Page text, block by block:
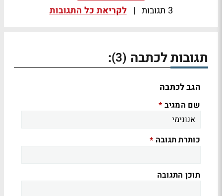
3 תגובות | לקריאת כל התגובות
תגובות לכתבה (3)
:
הגב לכתבה
שם המגיב *
כותרת תגובה *
תוכן התגובה